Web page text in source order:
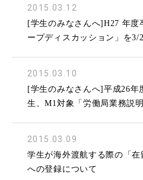
2015.03.12
[学生のみなさんへ]H27 年度
ープディスカッション」を3/
2015.03.10
[学生のみなさんへ]平成26年
生、M1対象「労働局業務説
2015.03.09
学生が海外渡航する際の「在
への登録について